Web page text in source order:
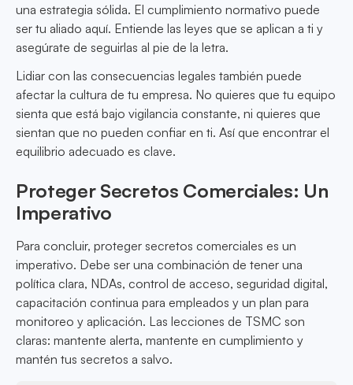
una estrategia sólida. El cumplimiento normativo puede
ser tu aliado aquí. Entiende las leyes que se aplican a ti y
asegúrate de seguirlas al pie de la letra.
Lidiar con las consecuencias legales también puede
afectar la cultura de tu empresa. No quieres que tu equipo
sienta que está bajo vigilancia constante, ni quieres que
sientan que no pueden confiar en ti. Así que encontrar el
equilibrio adecuado es clave.
Proteger Secretos Comerciales: Un
Imperativo
Para concluir, proteger secretos comerciales es un
imperativo. Debe ser una combinación de tener una
política clara, NDAs, control de acceso, seguridad digital,
capacitación continua para empleados y un plan para
monitoreo y aplicación. Las lecciones de TSMC son
claras: mantente alerta, mantente en cumplimiento y
mantén tus secretos a salvo.